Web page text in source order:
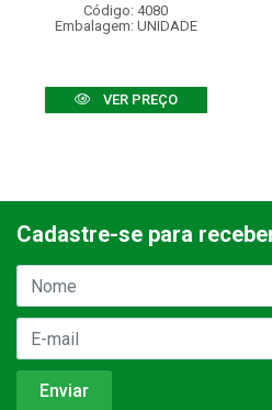
Código: 4080
Embalagem: UNIDADE
VER PREÇO
Cadastre-se para